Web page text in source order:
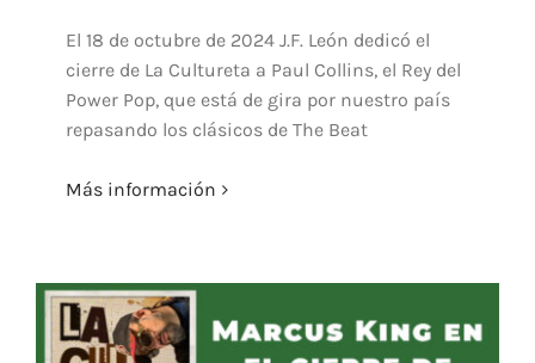
El 18 de octubre de 2024 J.F. León dedicó el
cierre de La Cultureta a Paul Collins, el Rey del
Power Pop, que está de gira por nuestro país
repasando los clásicos de The Beat
Más información